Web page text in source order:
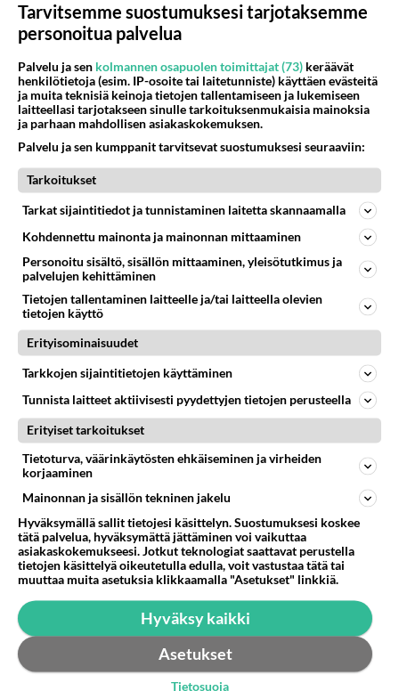
Anonyymi00009
2026-04-24 10:53:56
Jotkut ovat niin oman asiansa vankeja, puhuvat
aina yhdestä ja samasta aiheesta. Yksi puhuu
autoista, joku tanssimisesta, sit politiikasta, ja
toinen vain koirista. Ei ole muuta maailmaa heillä.
Tarvitsemme suostumuksesi tarjotaksemme
personoitua palvelua
Palvelu ja sen kolmannen osapuolen toimittajat (73) keräävät
henkilötietoja (esim. IP-osoite tai laitetunniste) käyttäen evästeitä
ja muita teknisiä keinoja tietojen tallentamiseen ja lukemiseen
laitteellasi tarjotakseen sinulle tarkoituksenmukaisia mainoksia
ja parhaan mahdollisen asiakaskokemuksen.
Palvelu ja sen kumppanit tarvitsevat suostumuksesi seuraaviin:
Tarkoitukset
Tarkat sijaintitiedot ja tunnistaminen laitetta skannaamalla
Kohdennettu mainonta ja mainonnan mittaaminen
Personoitu sisältö, sisällön mittaaminen, yleisötutkimus ja
palvelujen kehittäminen
Tietojen tallentaminen laitteelle ja/tai laitteella olevien
tietojen käyttö
Erityisominaisuudet
Tarkkojen sijaintitietojen käyttäminen
Tunnista laitteet aktiivisesti pyydettyjen tietojen perusteella
Erityiset tarkoitukset
Tietoturva, väärinkäytösten ehkäiseminen ja virheiden
korjaaminen
Mainonnan ja sisällön tekninen jakelu
Hyväksymällä sallit tietojesi käsittelyn. Suostumuksesi koskee
tätä palvelua, hyväksymättä jättäminen voi vaikuttaa
asiakaskokemukseesi. Jotkut teknologiat saattavat perustella
tietojen käsittelyä oikeutetulla edulla, voit vastustaa tätä tai
muuttaa muita asetuksia klikkaamalla "Asetukset" linkkiä.
Hyväksy kaikki
Asetukset
Tietosuoja